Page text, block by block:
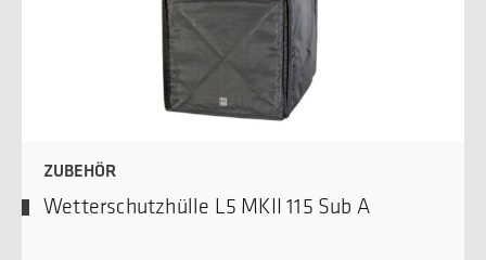
ZUBEHÖR
Wetterschutzhülle L5 MKII 115 Sub A